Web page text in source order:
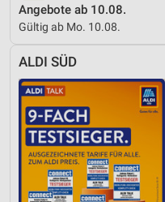
Angebote ab 10.08.
Gültig ab Mo. 10.08.
ALDI SÜD
Performance